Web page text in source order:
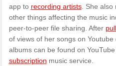
app to recording artists. She also
other things affecting the music
peer-to-peer file sharing. After
of views of her songs on
albums can be found on
subscription music service.